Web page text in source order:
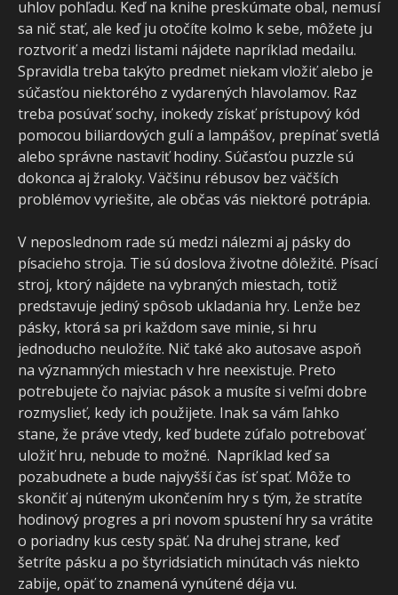
uhlov pohľadu. Keď na knihe preskúmate obal, nemusí
sa nič stať, ale keď ju otočíte kolmo k sebe, môžete ju
roztvoriť a medzi listami nájdete napríklad medailu.
Spravidla treba takýto predmet niekam vložiť alebo je
súčasťou niektorého z vydarených hlavolamov. Raz
treba posúvať sochy, inokedy získať prístupový kód
pomocou biliardových gulí a lampášov, prepínať svetlá
alebo správne nastaviť hodiny. Súčasťou puzzle sú
dokonca aj žraloky. Väčšinu rébusov bez väčších
problémov vyriešite, ale občas vás niektoré potrápia.
V neposlednom rade sú medzi nálezmi aj pásky do
písacieho stroja. Tie sú doslova životne dôležité. Písací
stroj, ktorý nájdete na vybraných miestach, totiž
predstavuje jediný spôsob ukladania hry. Lenže bez
pásky, ktorá sa pri každom save minie, si hru
jednoducho neuložíte. Nič také ako autosave aspoň
na významných miestach v hre neexistuje. Preto
potrebujete čo najviac pások a musíte si veľmi dobre
rozmyslieť, kedy ich použijete. Inak sa vám ľahko
stane, že práve vtedy, keď budete zúfalo potrebovať
uložiť hru, nebude to možné. Napríklad keď sa
pozabudnete a bude najvyšší čas ísť spať. Môže to
skončiť aj núteným ukončením hry s tým, že stratíte
hodinový progres a pri novom spustení hry sa vrátite
o poriadny kus cesty späť. Na druhej strane, keď
šetríte pásku a po štyridsiatich minútach vás niekto
zabije, opäť to znamená vynútené déja vu.